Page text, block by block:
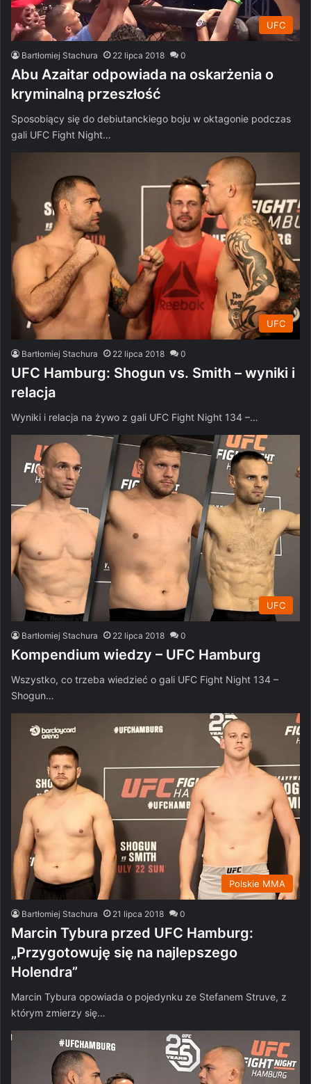
UFC
Bartłomiej Stachura 22 lipca 2018 0
Abu Azaitar odpowiada na oskarżenia o
kryminalną przeszłość
Sposobiący się do debiutanckiego boju w oktagonie podczas
gali UFC Fight Night…
UFC
Bartłomiej Stachura 22 lipca 2018 0
UFC Hamburg: Shogun vs. Smith – wyniki i
relacja
Wyniki i relacja na żywo z gali UFC Fight Night 134 –…
UFC
Bartłomiej Stachura 22 lipca 2018 0
Kompendium wiedzy – UFC Hamburg
Wszystko, co trzeba wiedzieć o gali UFC Fight Night 134 –
Shogun…
Polskie MMA
Bartłomiej Stachura 21 lipca 2018 0
Marcin Tybura przed UFC Hamburg:
„Przygotowuję się na najlepszego
Holendra”
Marcin Tybura opowiada o pojedynku ze Stefanem Struve, z
którym zmierzy się…